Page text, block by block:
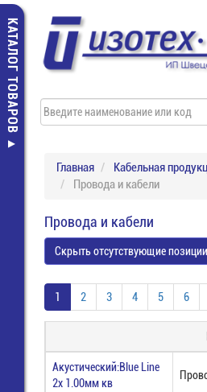
КАТАЛОГ ТОВАРОВ
Главная
Кабельная
Провода и кабели
Провода и кабели
Скрыть отсутствующие позиции
1 2 3 4 5 6
Акустический:Blue Line
2х 1.00мм кв